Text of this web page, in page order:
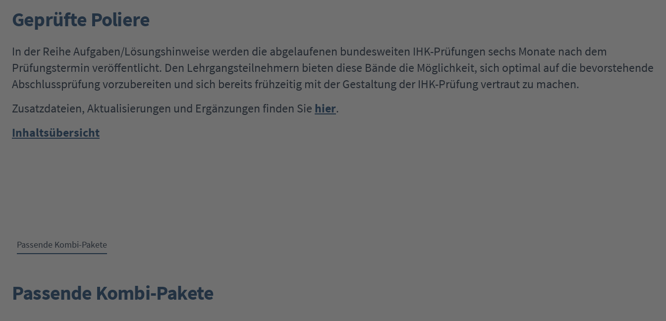
Geprüfte Poliere
In der Reihe Aufgaben/Lösungshinweise werden die abgelaufenen bundesweiten IHK-Prüfungen sechs Monate nach dem
Prüfungstermin veröffentlicht. Den Lehrgangsteilnehmern bieten diese Bände die Möglichkeit, sich optimal auf die bevorstehende
Abschlussprüfung vorzubereiten und sich bereits frühzeitig mit der Gestaltung der IHK-Prüfung vertraut zu machen.
Zusatzdateien, Aktualisierungen und Ergänzungen finden Sie hier.
Inhaltsübersicht
Passende Kombi-Pakete
Produktgalerie überspringen
Passende Kombi-Pakete